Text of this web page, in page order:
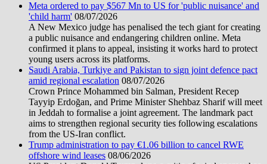
Meta ordered to pay $567 Mn to US for 'public nuisance' and
'child harm' 08/07/2026
A New Mexico judge has penalised the tech giant for creating
a public nuisance and endangering children online. Meta
confirmed it plans to appeal, insisting it works hard to protect
young users across its platforms.
Saudi Arabia, Turkiye and Pakistan to sign joint defence pact
amid regional escalation 08/07/2026
Crown Prince Mohammed bin Salman, President Recep
Tayyip Erdoğan, and Prime Minister Shehbaz Sharif will meet
in Jeddah to formalise a joint agreement. The landmark pact
aims to strengthen regional security ties following escalations
from the US-Iran conflict.
Trump administration to pay €1.06 billion to cancel RWE
offshore wind leases 08/06/2026